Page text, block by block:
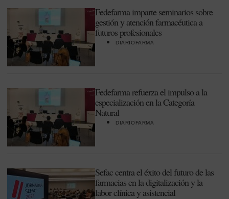
Fedefarma imparte seminarios sobre
gestión y atención farmacéutica a
futuros profesionales
DIARIOFARMA
Fedefarma refuerza el impulso a la
especialización en la Categoría
Natural
DIARIOFARMA
Sefac centra el éxito del futuro de las
farmacias en la digitalización y la
labor clínica y asistencial